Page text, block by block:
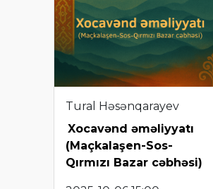
Tural Həsənqarayev
Xocavənd əməliyyatı
(Maçkalaşen-Sos-
Qırmızı Bazar cəbhəsi)